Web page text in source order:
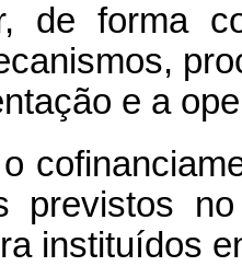
de forma
e a
previstos
instituídos